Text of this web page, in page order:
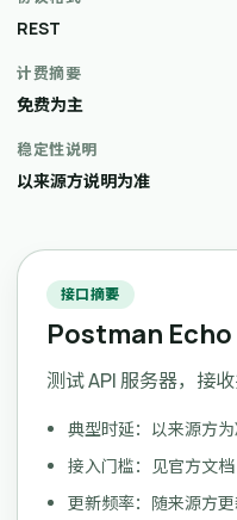
REST
计费摘要
免费为主
稳定性说明
以来源方说明为准
接口摘要
Postman Echo
测试 API 服务器，接
典型时延：以来源方
接入门槛：见官方文档
更新频率：随来源方